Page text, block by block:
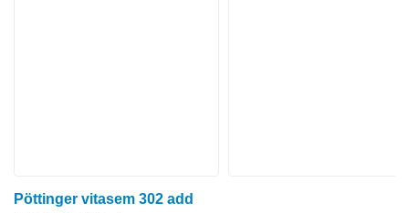
Pöttinger vitasem 302 add